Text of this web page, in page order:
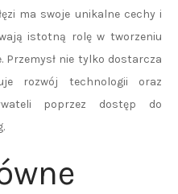
ma swoje unikalne cechy i
istotną rolę w tworzeniu
Przemysł nie tylko dostarcza
rozwój technologii oraz
poprzez dostęp do